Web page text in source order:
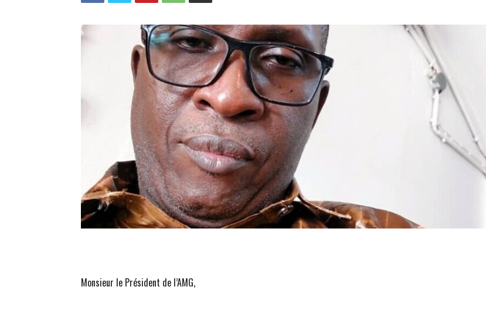
INFORMER
Monsieur le Président de l’AMG,